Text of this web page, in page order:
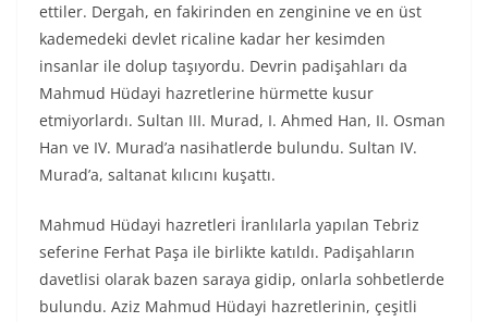
ettiler. Dergah, en fakirinden en zenginine ve en üst
kademedeki devlet ricaline kadar her kesimden
insanlar ile dolup taşıyordu. Devrin padişahları da
Mahmud Hüdayi hazretlerine hürmette kusur
etmiyorlardı. Sultan III. Murad, I. Ahmed Han, II. Osman
Han ve IV. Murad’a nasihatlerde bulundu. Sultan IV.
Murad’a, saltanat kılıcını kuşattı.
Mahmud Hüdayi hazretleri İranlılarla yapılan Tebriz
seferine Ferhat Paşa ile birlikte katıldı. Padişahların
davetlisi olarak bazen saraya gidip, onlarla sohbetlerde
bulundu. Aziz Mahmud Hüdayi hazretlerinin, çeşitli